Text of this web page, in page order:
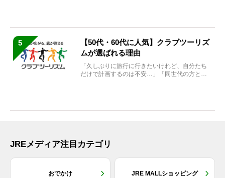
5
【50代・60代に人気】クラブツーリズ
ムが選ばれる理由
「久しぶりに旅行に行きたいけれど、自分たち
だけで計画するのは不安…」「同世代の方と気
JREメディア注目カテゴリ
おでかけ JRE MALLショッピング